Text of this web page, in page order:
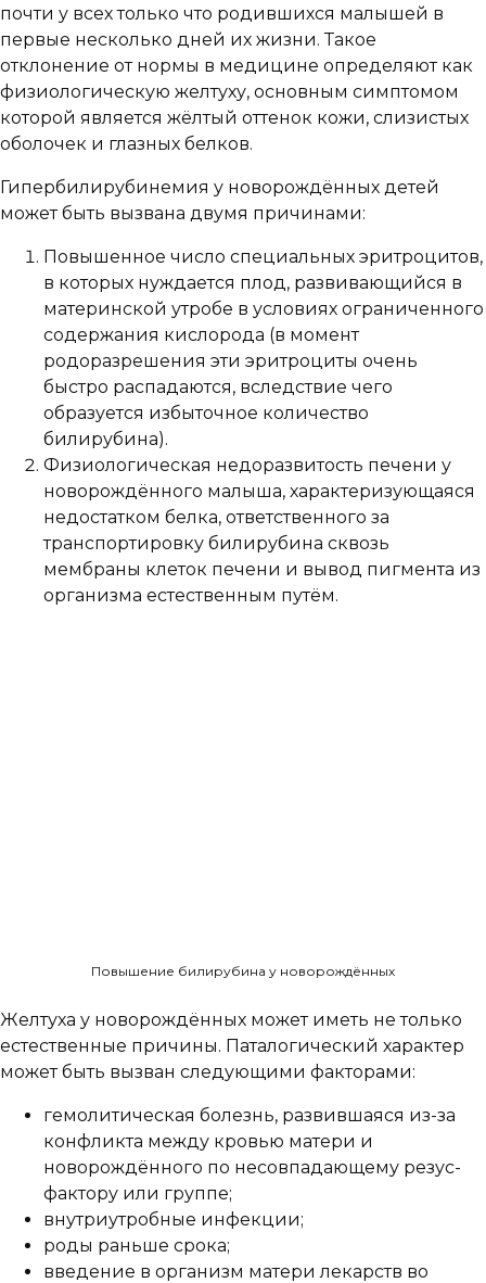
почти у всех только что родившихся малышей в
первые несколько дней их жизни. Такое
отклонение от нормы в медицине определяют как
физиологическую желтуху, основным симптомом
которой является жёлтый оттенок кожи, слизистых
оболочек и глазных белков.
Гипербилирубинемия у новорождённых детей
может быть вызвана двумя причинами:
Повышенное число специальных эритроцитов,
в которых нуждается плод, развивающийся в
материнской утробе в условиях ограниченного
содержания кислорода (в момент
родоразрешения эти эритроциты очень
быстро распадаются, вследствие чего
образуется избыточное количество
билирубина).
Физиологическая недоразвитость печени у
новорождённого малыша, характеризующаяся
недостатком белка, ответственного за
транспортировку билирубина сквозь
мембраны клеток печени и вывод пигмента из
организма естественным путём.
Повышение билирубина у новорождённых
Желтуха у новорождённых может иметь не только
естественные причины. Паталогический характер
может быть вызван следующими факторами:
гемолитическая болезнь, развившаяся из-за
конфликта между кровью матери и
новорождённого по несовпадающему резус-
фактору или группе;
внутриутробные инфекции;
роды раньше срока;
введение в организм матери лекарств во